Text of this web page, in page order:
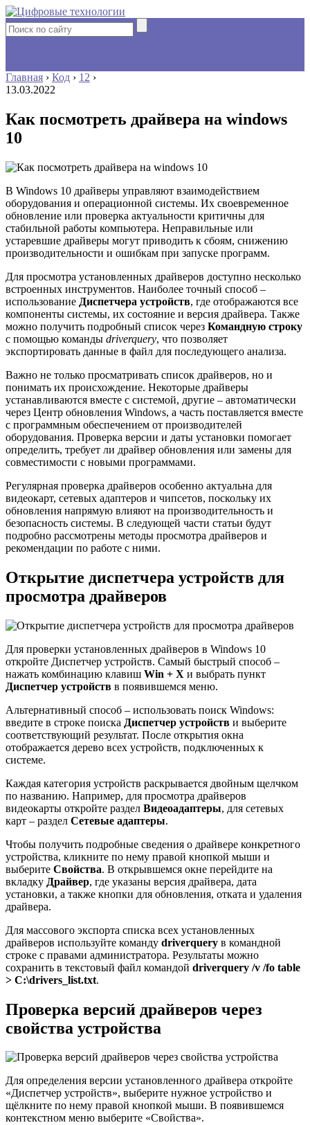
Главная › Код › 12 ›
13.03.2022
Как посмотреть драйвера на windows
10
В Windows 10 драйверы управляют взаимодействием
оборудования и операционной системы. Их своевременное
обновление или проверка актуальности критичны для
стабильной работы компьютера. Неправильные или
устаревшие драйверы могут приводить к сбоям, снижению
производительности и ошибкам при запуске программ.
Для просмотра установленных драйверов доступно несколько
встроенных инструментов. Наиболее точный способ –
использование Диспетчера устройств, где отображаются все
компоненты системы, их состояние и версия драйвера. Также
можно получить подробный список через Командную строку
с помощью команды driverquery, что позволяет
экспортировать данные в файл для последующего анализа.
Важно не только просматривать список драйверов, но и
понимать их происхождение. Некоторые драйверы
устанавливаются вместе с системой, другие – автоматически
через Центр обновления Windows, а часть поставляется вместе
с программным обеспечением от производителей
оборудования. Проверка версии и даты установки помогает
определить, требует ли драйвер обновления или замены для
совместимости с новыми программами.
Регулярная проверка драйверов особенно актуальна для
видеокарт, сетевых адаптеров и чипсетов, поскольку их
обновления напрямую влияют на производительность и
безопасность системы. В следующей части статьи будут
подробно рассмотрены методы просмотра драйверов и
рекомендации по работе с ними.
Открытие диспетчера устройств для
просмотра драйверов
Для проверки установленных драйверов в Windows 10
откройте Диспетчер устройств. Самый быстрый способ –
нажать комбинацию клавиш Win + X и выбрать пункт
Диспетчер устройств в появившемся меню.
Альтернативный способ – использовать поиск Windows:
введите в строке поиска Диспетчер устройств и выберите
соответствующий результат. После открытия окна
отображается дерево всех устройств, подключенных к
системе.
Каждая категория устройств раскрывается двойным щелчком
по названию. Например, для просмотра драйверов
видеокарты откройте раздел Видеоадаптеры, для сетевых
карт – раздел Сетевые адаптеры.
Чтобы получить подробные сведения о драйвере конкретного
устройства, кликните по нему правой кнопкой мыши и
выберите Свойства. В открывшемся окне перейдите на
вкладку Драйвер, где указаны версия драйвера, дата
установки, а также кнопки для обновления, отката и удаления
драйвера.
Для массового экспорта списка всех установленных
драйверов используйте команду driverquery в командной
строке с правами администратора. Результаты можно
сохранить в текстовый файл командой driverquery /v /fo table
> C:\drivers_list.txt.
Проверка версий драйверов через
свойства устройства
Для определения версии установленного драйвера откройте
«Диспетчер устройств», выберите нужное устройство и
щёлкните по нему правой кнопкой мыши. В появившемся
контекстном меню выберите «Свойства».